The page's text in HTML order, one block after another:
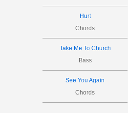
Hurt
Chords
Take Me To Church
Bass
See You Again
Chords